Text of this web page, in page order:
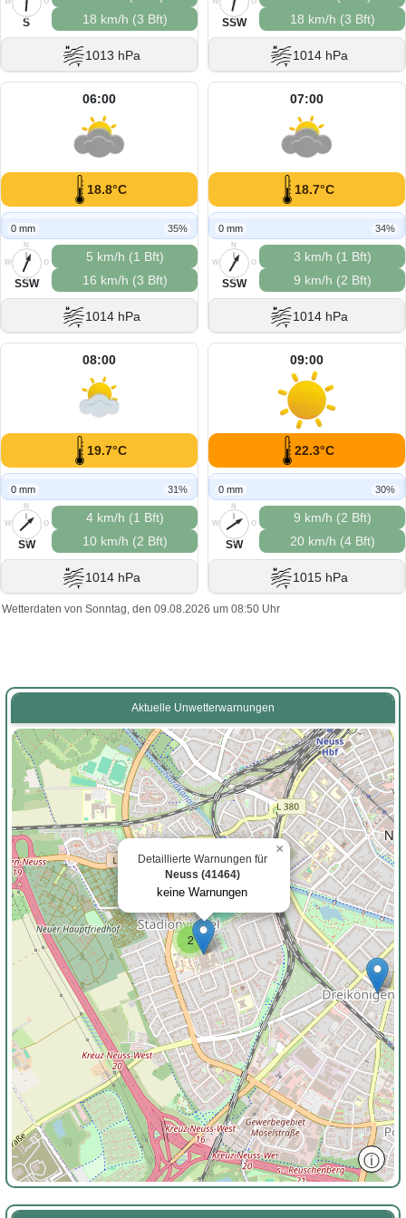
S
S
18 km/h (3 Bft)
1013 hPa
S
SSW
18 km/h (3 Bft)
1014 hPa
06:00
18.8°C
0 mm 35%
N
O
S
W
SSW
5 km/h (1 Bft)
16 km/h (3 Bft)
1014 hPa
07:00
18.7°C
0 mm 34%
N
O
S
W
SSW
3 km/h (1 Bft)
9 km/h (2 Bft)
1014 hPa
08:00
19.7°C
0 mm 31%
N
O
S
W
SW
4 km/h (1 Bft)
10 km/h (2 Bft)
1014 hPa
09:00
22.3°C
0 mm 30%
N
O
S
W
SW
9 km/h (2 Bft)
20 km/h (4 Bft)
1015 hPa
Wetterdaten von Sonntag, den 09.08.2026 um 08:50 Uhr
Aktuelle Unwetterwarnungen
2
Detaillierte Warnungen für
Neuss (41464)
keine Warnungen
×
ⓘ